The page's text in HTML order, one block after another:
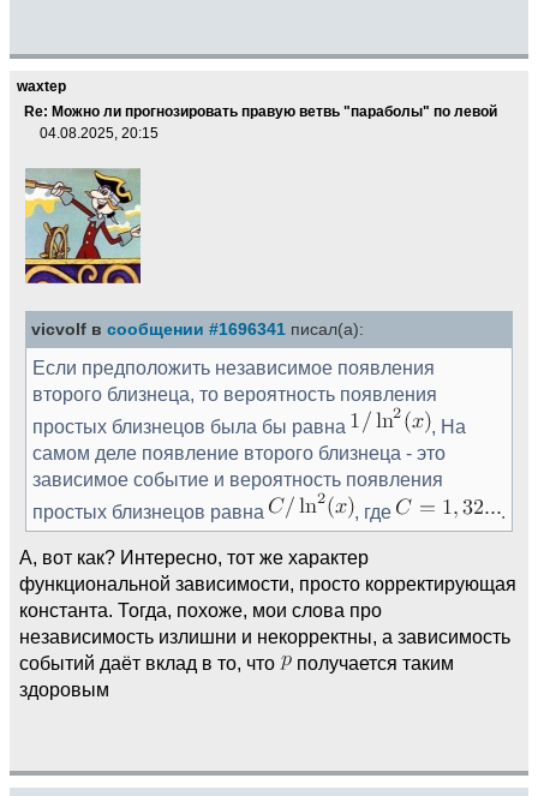
waxtep
Re: Можно ли прогнозировать правую ветвь "параболы" по левой
04.08.2025, 20:15
vicvolf в сообщении #1696341 писал(а):
Если предположить независимое появления
второго близнеца, то вероятность появления
простых близнецов была бы равна
, На
самом деле появление второго близнеца - это
зависимое событие и вероятность появления
простых близнецов равна
, где .
А, вот как? Интересно, тот же характер
функциональной зависимости, просто корректирующая
константа. Тогда, похоже, мои слова про
независимость излишни и некорректны, а зависимость
событий даёт вклад в то, что
получается таким
здоровым